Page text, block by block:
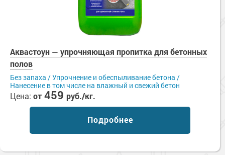
Аквастоун — упрочняющая пропитка для бетонных
полов
Без запаха / Упрочнение и обеспыливание бетона /
Нанесение в том числе на влажный и свежий бетон
Цена: от 459 руб./кг.
Подробнее